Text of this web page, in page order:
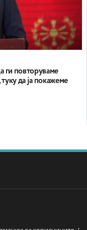
ги повторуваме
да ја покажеме